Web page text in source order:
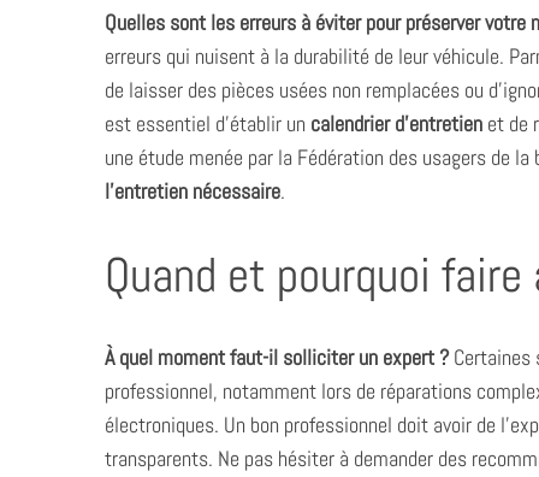
Quelles sont les erreurs à éviter pour préserver votre
erreurs qui nuisent à la durabilité de leur véhicule.
de laisser des pièces usées non remplacées ou
est essentiel d’établir un calendrier d’entretien et de
une étude menée par la Fédération des usagers de
l’entretien nécessaire.
Quand et pourquoi
À quel moment faut-il solliciter un expert ?Certaines
professionnel, notamment lors de réparations
électroniques. Un bon professionnel doit avoir de
transparents. Ne pas hésiter à demander des